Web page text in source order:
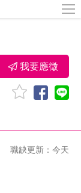
我要應徵
職缺更新：今天